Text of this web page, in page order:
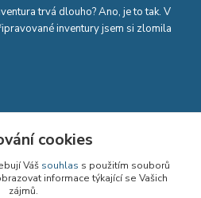
trvá dlouho? Ano, je to tak. V
inventury jsem si zlomila
697
cookies
Váš souhlas s použitím souborů
informace týkající se Vašich
zájmů.